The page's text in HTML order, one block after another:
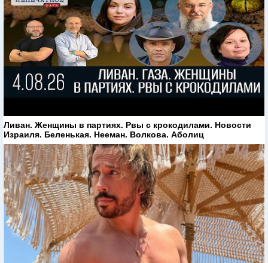
Ливан. Женщины в партиях. Рвы с крокодилами. Новости
Израиля. Беленькая. Нееман. Волкова. Аболиц